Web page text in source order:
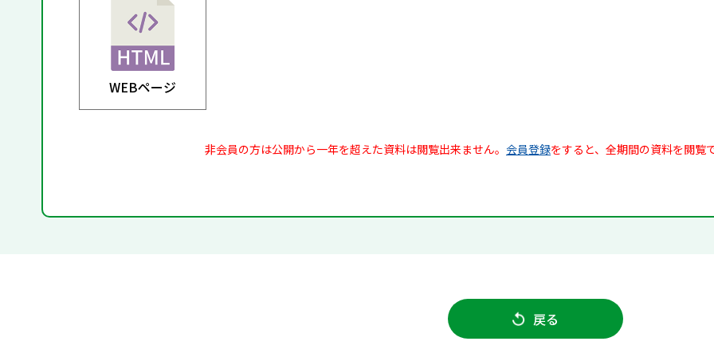
WEBページ
非会員の方は公開から一年を超えた資料は閲覧出来ません。 会員登録をすると、全期間の資料を閲覧
戻る